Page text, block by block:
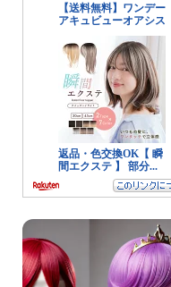
暮らし
インテリア
ペット
リサイクル
オフィス用品
ガーデニング
スマホプラン
写真・プリント
子育て